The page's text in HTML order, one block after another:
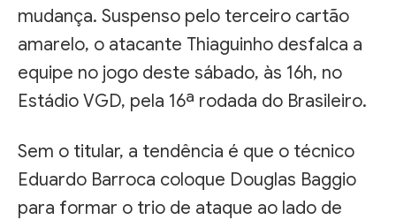
mudança. Suspenso pelo terceiro cartão
amarelo, o atacante Thiaguinho desfalca a
equipe no jogo deste sábado, às 16h, no
Estádio VGD, pela 16ª rodada do Brasileiro.
Sem o titular, a tendência é que o técnico
Eduardo Barroca coloque Douglas Baggio
para formar o trio de ataque ao lado de